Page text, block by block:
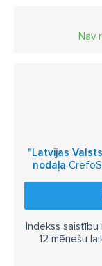
Nav
"Latvijas
nodaļa
Indekss
12 mēnešu